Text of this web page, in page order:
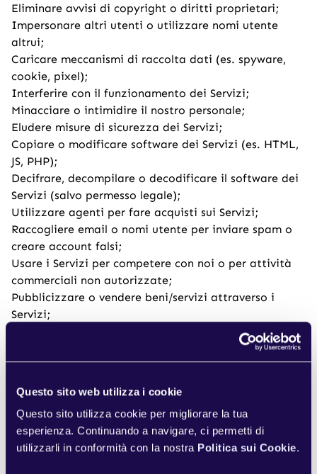
Questo sito web utilizza i cookie
Questo sito utilizza cookie per migliorare la tua
esperienza. Continuando a navigare, ci permetti di
utilizzarli in conformità con la nostra Politica sui Cookie.
Eliminare avvisi di copyright o diritti proprietari;
Impersonare altri utenti o utilizzare nomi utente
altrui;
Caricare meccanismi di raccolta dati (es. spyware,
cookie, pixel);
Interferire con il funzionamento dei Servizi;
Minacciare o intimidire il nostro personale;
Eludere misure di sicurezza dei Servizi;
Copiare o modificare software dei Servizi (es. HTML,
JS, PHP);
Decifrare, decompilare o decodificare il software dei
Servizi (salvo permesso legale);
Utilizzare agenti per fare acquisti sui Servizi;
Raccogliere email o nomi utente per inviare spam o
creare account falsi;
Usare i Servizi per competere con noi o per attività
commerciali non autorizzate;
Pubblicizzare o vendere beni/servizi attraverso i
Servizi;
6. CONTRIBUTI GENERATI DAGLI
forum, bacheche o altre funzionalità, offrendoti la
possibilità di creare, inviare, pubblicare, mostrare,
trasmettere, eseguire, distribuire o diffondere
contenuti e materiali a noi o sui Servizi, inclusi ma